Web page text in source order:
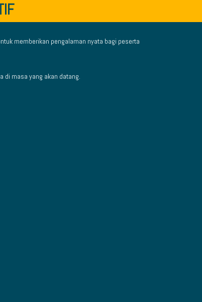
memberikan pengalaman nyata bagi peserta
di masa yang akan datang.